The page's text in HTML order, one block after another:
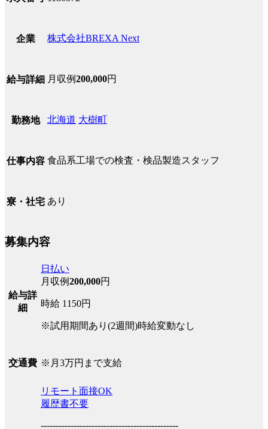
企業 株式会社BREXA Next
給与詳細 月収例200,000円
勤務地 北海道 大樹町
仕事内容 食品系工場での検査・検品製造スタッフ
寮・社宅 あり
募集内容
給与詳
細
日払い
月収例200,000円
時給 1150円
※試用期間あり(2週間)時給変動なし
交通費 ※月3万円まで支給
リモート面接OK
履歴書不要
----------------------------------------------